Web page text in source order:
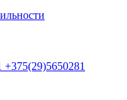
+375(29)5650281